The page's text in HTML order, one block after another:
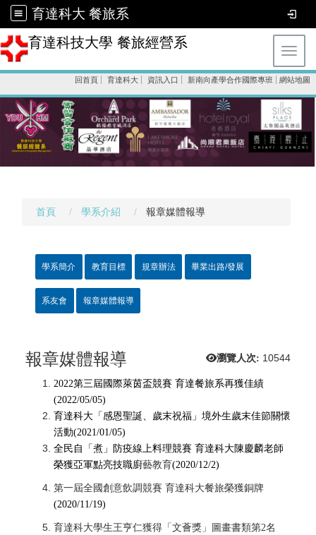
育達科大 餐旅系
育達科技大學 餐旅經營系
回首頁 育達科大 資訊入口 新南向產學合作國際專班 網站地圖
首頁 學系介紹 報章媒體報導
學系簡介 教育目標 規章辦法 畢業出路/發展
系友會 報章媒體報導
瀏覽人次: 10544
報章媒體報導
2022第三屆國際萊茵盃競賽 育達餐旅系再獲佳績
(2022/05/05)
育達科大「感恩聖誕、歲末祝福」境外生歲末佳節關懷
活動(2021/01/05)
全民自「煮」防疫線上料理競賽 育達科大陳慶麟老師
榮獲亞軍點亮技職廚藝教育(2020/12/2)
第一屆全國創意飲調競賽 育達科大餐旅榮獲銅牌
(2020/11/19)
育達科大學生王亨仁獲得「文薈獎」圖畫書類第2名